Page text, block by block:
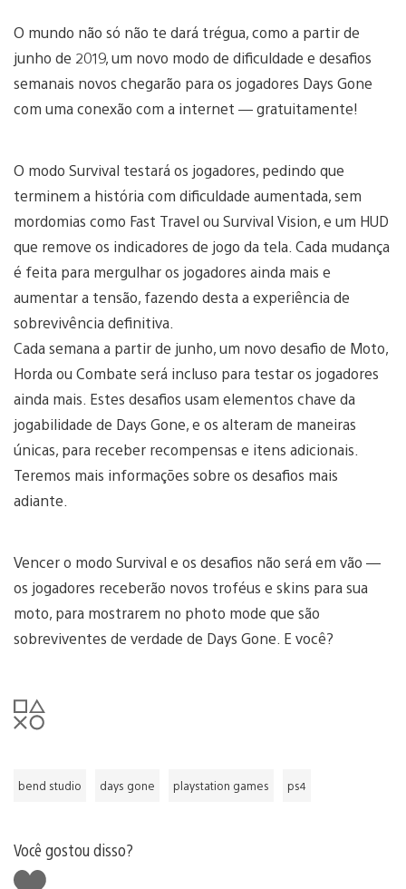
O mundo não só não te dará trégua, como a partir de
junho de 2019, um novo modo de dificuldade e desafios
semanais novos chegarão para os jogadores Days Gone
com uma conexão com a internet — gratuitamente!
O modo Survival testará os jogadores, pedindo que
terminem a história com dificuldade aumentada, sem
mordomias como Fast Travel ou Survival Vision, e um HUD
que remove os indicadores de jogo da tela. Cada mudança
é feita para mergulhar os jogadores ainda mais e
aumentar a tensão, fazendo desta a experiência de
sobrevivência definitiva.
Cada semana a partir de junho, um novo desafio de Moto,
Horda ou Combate será incluso para testar os jogadores
ainda mais. Estes desafios usam elementos chave da
jogabilidade de Days Gone, e os alteram de maneiras
únicas, para receber recompensas e itens adicionais.
Teremos mais informações sobre os desafios mais
adiante.
Vencer o modo Survival e os desafios não será em vão —
os jogadores receberão novos troféus e skins para sua
moto, para mostrarem no photo mode que são
sobreviventes de verdade de Days Gone. E você?
bend studio days gone playstation games ps4
Você gostou disso?
Curtir